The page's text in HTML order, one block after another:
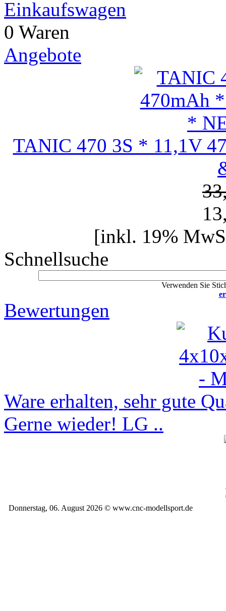
Einkaufswagen
0 Waren
Angebote
TANIC 470 3S * 11,1V
[inkl. 19%
Schnellsuche
Verwenden Sie
Bewertungen
Ware erhalten, sehr gute
Gerne wieder! LG ..
Donnerstag, 06. August 2026 © www.cnc-modellsport.de